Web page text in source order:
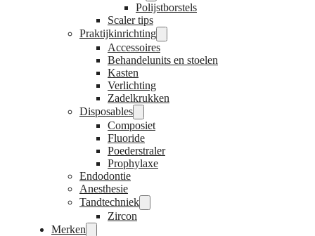
Polijstborstels
Scaler tips
Praktijkinrichting
Accessoires
Behandelunits en stoelen
Kasten
Verlichting
Zadelkrukken
Disposables
Composiet
Fluoride
Poederstraler
Prophylaxe
Endodontie
Anesthesie
Tandtechniek
Zircon
Merken